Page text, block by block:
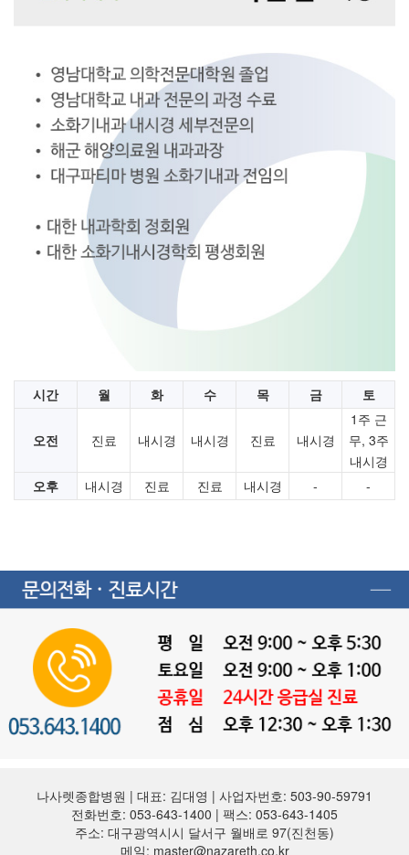
시간 월 화 수 목 금 토
오전 진료 내시경 내시경 진료 내시경
1주 근
무, 3주
내시경
오후
내시경 진료 진료 내시경 - -
나사렛종합병원 | 대표: 김대영 | 사업자번호: 503-90-59791
전화번호: 053-643-1400 | 팩스: 053-643-1405
주소: 대구광역시시 달서구 월배로 97(진천동)
메일: master@nazareth.co.kr